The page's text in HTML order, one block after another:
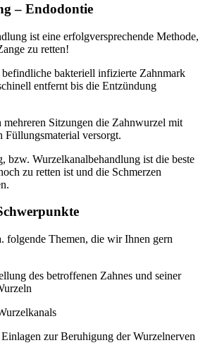
– Endodontie
ist eine erfolgversprechende Methode,
zu retten!
bakteriell infizierte Zahnmark
entfernt bis die Entzündung
Sitzungen die Zahnwurzel mit
Füllungsmaterial versorgt.
bzw. Wurzelkanalbehandlung ist die beste
zu retten ist und die Schmerzen
folgende Themen, die wir Ihnen gern
des betroffenen Zahnes und seiner
zur Beruhigung der Wurzelnerven